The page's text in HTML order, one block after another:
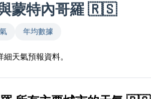
蒙特內哥羅 🇷🇸
年均數據
天氣預報資料。